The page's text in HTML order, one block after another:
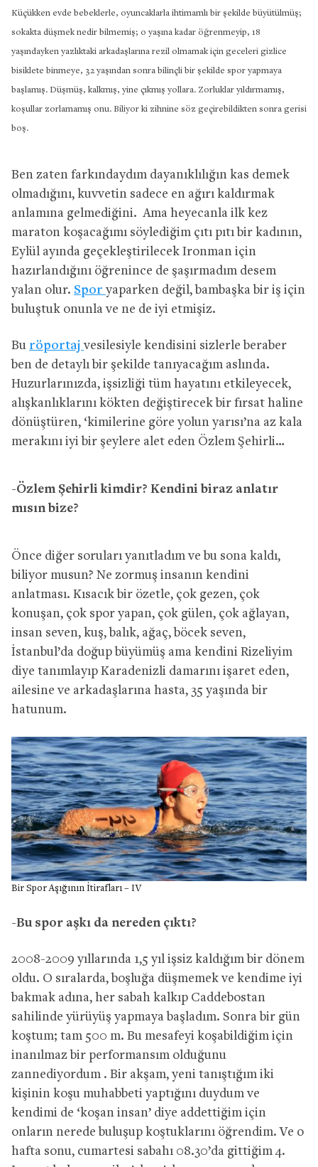
Küçükken evde bebeklerle, oyuncaklarla ihtimamlı bir şekilde büyütülmüş;
sokakta düşmek nedir bilmemiş; o yaşına kadar öğrenmeyip, 18
yaşındayken yazlıktaki arkadaşlarına rezil olmamak için geceleri gizlice
bisiklete binmeye, 32 yaşından sonra bilinçli bir şekilde spor yapmaya
başlamış. Düşmüş, kalkmış, yine çıkmış yollara. Zorluklar yıldırmamış,
koşullar zorlamamış onu. Biliyor ki zihnine söz geçirebildikten sonra gerisi
boş.
Ben zaten farkındaydım dayanıklılığın kas demek
olmadığını, kuvvetin sadece en ağırı kaldırmak
anlamına gelmediğini. Ama heyecanla ilk kez
maraton koşacağımı söylediğim çıtı pıtı bir kadının,
Eylül ayında geçekleştirilecek Ironman için
hazırlandığını öğrenince de şaşırmadım desem
yalan olur. Sporyaparken değil, bambaşka bir iş için
buluştuk onunla ve ne de iyi etmişiz.
Bu röportajvesilesiyle kendisini sizlerle beraber
ben de detaylı bir şekilde tanıyacağım aslında.
Huzurlarınızda, işsizliği tüm hayatını etkileyecek,
alışkanlıklarını kökten değiştirecek bir fırsat haline
dönüştüren, ‘kimilerine göre yolun yarısı’na az kala
merakını iyi bir şeylere alet eden Özlem Şehirli…
-Özlem Şehirli kimdir? Kendini biraz anlatır
mısın bize?
Önce diğer soruları yanıtladım ve bu sona kaldı,
biliyor musun? Ne zormuş insanın kendini
anlatması. Kısacık bir özetle, çok gezen, çok
konuşan, çok spor yapan, çok gülen, çok ağlayan,
insan seven, kuş, balık, ağaç, böcek seven,
İstanbul’da doğup büyümüş ama kendini Rizeliyim
diye tanımlayıp Karadenizli damarını işaret eden,
ailesine ve arkadaşlarına hasta, 35 yaşında bir
hatunum.
Bir Spor Aşığının İtirafları – IV
-Bu spor aşkı da nereden çıktı?
2008-2009 yıllarında 1,5 yıl işsiz kaldığım bir dönem
oldu. O sıralarda, boşluğa düşmemek ve kendime iyi
bakmak adına, her sabah kalkıp Caddebostan
sahilinde yürüyüş yapmaya başladım. Sonra bir gün
koştum; tam 500 m. Bu mesafeyi koşabildiğim için
inanılmaz bir performansım olduğunu
zannediyordum . Bir akşam, yeni tanıştığım iki
kişinin koşu muhabbeti yaptığını duydum ve
kendimi de ‘koşan insan’ diye addettiğim için
onların nerede buluşup koştuklarını öğrendim. Ve o
hafta sonu, cumartesi sabahı 08.30’da gittiğim 4.